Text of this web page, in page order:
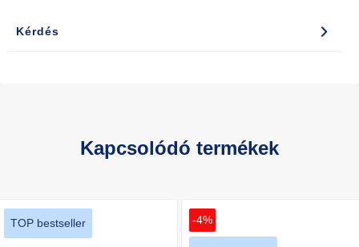
Kérdés
Kapcsolódó termékek
TOP bestseller -4%